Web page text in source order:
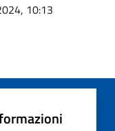
10:13